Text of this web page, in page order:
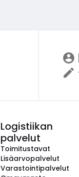
Logistiikan
palvelut
Toimitustavat
Lisäarvopalvelut
Varastointipalvelut